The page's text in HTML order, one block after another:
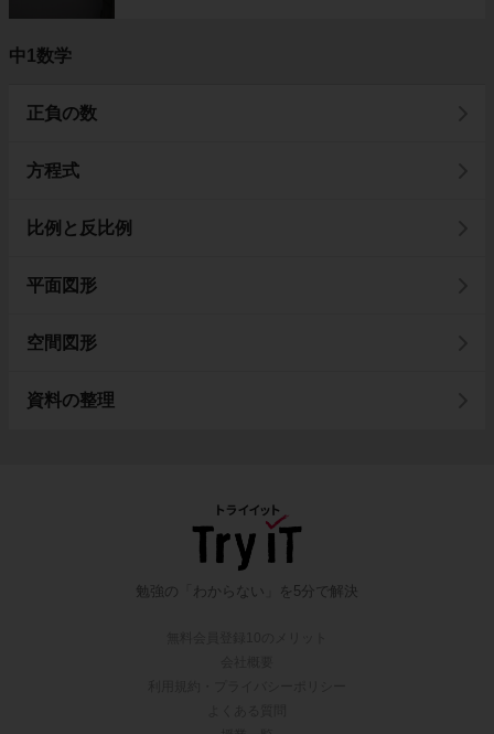
中1数学
正負の数
方程式
比例と反比例
平面図形
空間図形
資料の整理
勉強の「わからない」を5分で解決